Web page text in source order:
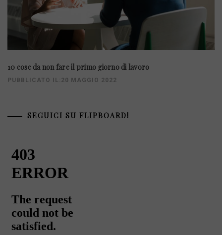
10 cose da non fare il primo giorno di lavoro
PUBBLICATO IL:20 MAGGIO 2022
SEGUICI SU FLIPBOARD!